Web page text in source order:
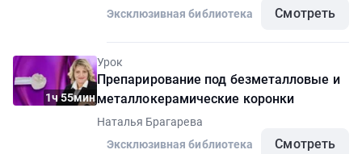
Эксклюзивная библиотека
Смотреть
1ч 55мин
Урок
Препарирование под безметалловые и
металлокерамические коронки
Наталья Брагарева
Эксклюзивная библиотека
Смотреть